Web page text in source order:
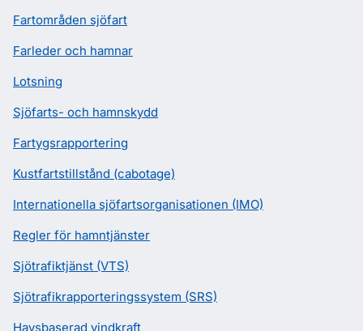
Fartområden sjöfart
Farleder och hamnar
Lotsning
Sjöfarts- och hamnskydd
Fartygsrapportering
Kustfartstillstånd (cabotage)
Internationella sjöfartsorganisationen (IMO)
Regler för hamntjänster
Sjötrafiktjänst (VTS)
Sjötrafikrapporteringssystem (SRS)
Havsbaserad vindkraft